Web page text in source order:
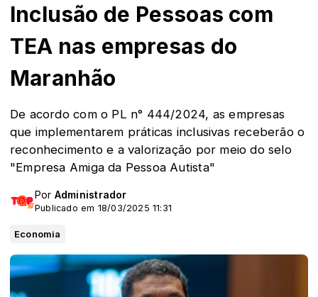
Inclusão de Pessoas com
TEA nas empresas do
Maranhão
De acordo com o PL n° 444/2024, as empresas
que implementarem práticas inclusivas receberão o
reconhecimento e a valorização por meio do selo
"Empresa Amiga da Pessoa Autista"
Por Administrador
Publicado em 18/03/2025 11:31
Economia